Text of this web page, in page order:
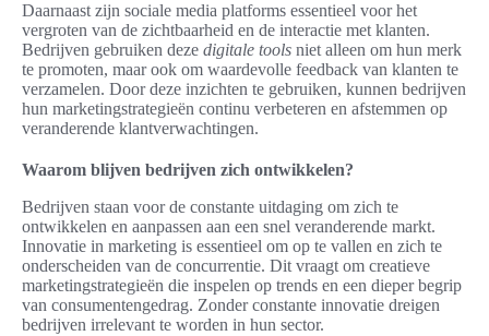
Daarnaast zijn sociale media platforms essentieel voor het
vergroten van de zichtbaarheid en de interactie met klanten.
Bedrijven gebruiken deze digitale tools niet alleen om hun merk
te promoten, maar ook om waardevolle feedback van klanten te
verzamelen. Door deze inzichten te gebruiken, kunnen bedrijven
hun marketingstrategieën continu verbeteren en afstemmen op
veranderende klantverwachtingen.
Waarom blijven bedrijven zich ontwikkelen?
Bedrijven staan voor de constante uitdaging om zich te
ontwikkelen en aanpassen aan een snel veranderende markt.
Innovatie in marketing is essentieel om op te vallen en zich te
onderscheiden van de concurrentie. Dit vraagt om creatieve
marketingstrategieën die inspelen op trends en een dieper begrip
van consumentengedrag. Zonder constante innovatie dreigen
bedrijven irrelevant te worden in hun sector.